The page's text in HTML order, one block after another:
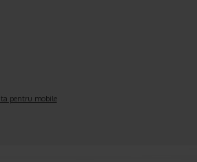
pentru mobile